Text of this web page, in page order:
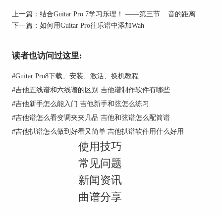
图片2：《小星星》曲谱
因此，我们需要点击左侧的“休止符”，把这两个小
节的空拍填满。这样一来，我们就制作好了这份简
图片3：休止符使用方法
二、连音符的使用方法
上一篇： 结合Guitar Pro 7学习乐理！ ——第三节 音的距离
下一篇： 如何用Guitar Pro往乐谱中添加Wah
读者也访问过这里:
#Guitar Pro8下载、安装、激活、换机教程
#吉他五线谱和六线谱的区别 吉他谱制作软件有哪些
#吉他新手怎么能入门 吉他新手和弦怎么练习
#吉他谱怎么看变调夹夹几品 吉他和弦谱怎么配简谱
#吉他扒谱怎么做到好看又简单 吉他扒谱软件用什么好用
使用技巧
常见问题
新闻资讯
曲谱分享